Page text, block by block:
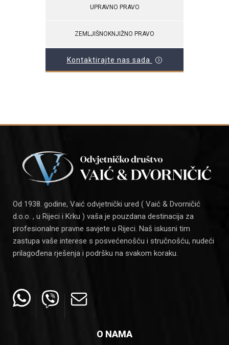
UPRAVNO PRAVO
ZEMLJIŠNOKNJIŽNO PRAVO
Kontaktirajte nas sada
Od 1938. godine, Vaić odvjetnički ured ( Vaić & Dvorničić
d.o.o. , u Rijeci i Krku ) vaša je pouzdana destinacija za
profesionalne pravne savjete u Rijeci. Naš iskusni tim
zastupa vaše interese s posvećenošću i stručnošću, nudeći
prilagođena rješenja i podršku na svakom koraku.
O NAMA